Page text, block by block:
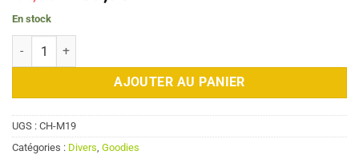
44,90 €.39,90 €.
En stock
AJOUTER AU PANIER
UGS : CH-M19
Catégories : Divers, Goodies